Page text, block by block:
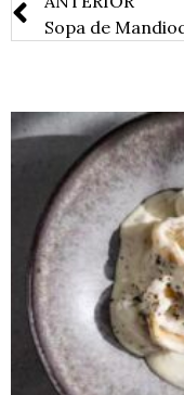
Sopa de